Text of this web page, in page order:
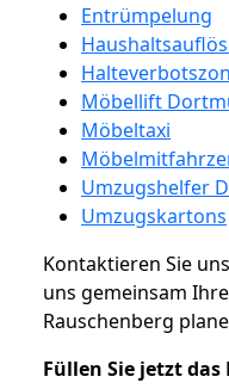
Entrümpelung
Möbellift
Möbeltaxi
Umzugshelfer
Umzugskartons
Kontaktieren Sie
uns gemeinsam
Rauschenberg
Füllen Sie jetzt